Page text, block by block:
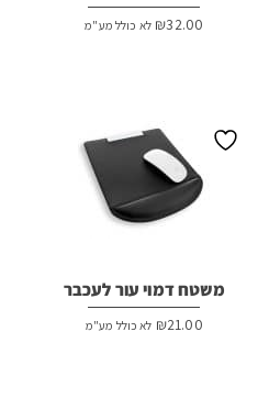
₪32.00 לא כולל מע"מ
משטח דמוי עור לעכבר
₪21.00 לא כולל מע"מ